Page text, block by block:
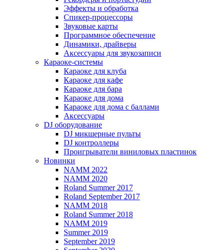
Эффекты и обработка
Спикер-процессоры
Звуковые карты
Программное обеспечение
Динамики, драйверы
Аксессуары для звукозаписи
Караоке-системы
Караоке для клуба
Караоке для кафе
Караоке для бара
Караоке для дома
Караоке для дома с баллами
Аксессуары
DJ оборудование
DJ микшерные пульты
DJ контроллеры
Проигрыватели виниловых пластинок
Новинки
NAMM 2022
NAMM 2020
Roland Summer 2017
Roland September 2017
NAMM 2018
Roland Summer 2018
NAMM 2019
Summer 2019
September 2019